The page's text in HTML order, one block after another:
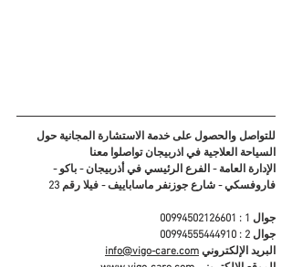
للتواصل والحصول على خدمة الاستشارة المجانية حول
السياحة العلاجية في اذربيجان تواصلوا معنا
الإدارة العامة - الفرع الرئيسي في أذربيجان - باكو -
فاروفسكي - شارع جوزنفر ماساباييف - فيلا رقم 23
جوال 1 : 00994502126601
جوال 2 : 00994555444910
البريد الإلكتروني info@vigo-care.com